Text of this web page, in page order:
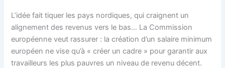
L’idée fait tiquer les pays nordiques, qui craignent un
alignement des revenus vers le bas… La Commission
européenne veut rassurer : la création d’un salaire minimum
européen ne vise qu’à « créer un cadre » pour garantir aux
travailleurs les plus pauvres un niveau de revenu décent.